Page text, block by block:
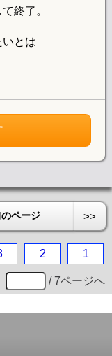
終了。
とは
ページ >>
2 1
/ 7ページへ